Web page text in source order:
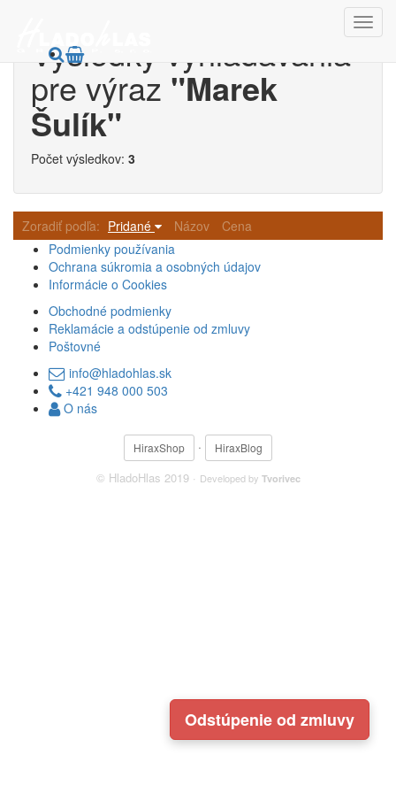
Odstúpenie od zmluvy
Výsledky vyhľadávania
pre výraz "Marek
Šulík"
Počet výsledkov: 3
Zoradiť podľa: Pridané Názov
Cena
Podmienky používania
Ochrana súkromia a osobných údajov
Informácie o Cookies
Obchodné podmienky
Reklamácie a odstúpenie od zmluvy
Poštovné
info@hladohlas.sk
+421 948 000 503
O nás
HiraxShop · HiraxBlog
© HladoHlas 2019 · Developed by Tvorivec